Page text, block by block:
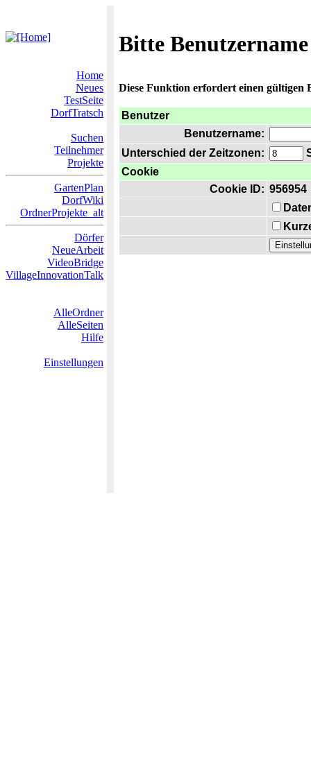
Bitte
Home
Neues
TestSeite
DorfTratsch
Suchen
Teilnehmer
Projekte
GartenPlan
DorfWiki
OrdnerProjekte_alt
Dörfer
NeueArbeit
VideoBridge
VillageInnovationTalk
AlleOrdner
AlleSeiten
Hilfe
Einstellungen
Diese Funktion erfordert einen gültigen
Benutzer
Benutzername:
Unterschied der Zeitzonen:
Cookie
Cookie ID: 956954